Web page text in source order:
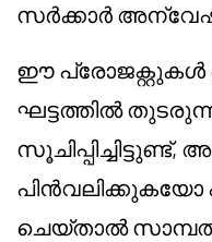
സർക്കാർ
ഈ പ്രോജക്റ്റുകൾ
ഘട്ടത്തിൽ
പിൻവലിക്കുകയോ
ചെയ്താൽ